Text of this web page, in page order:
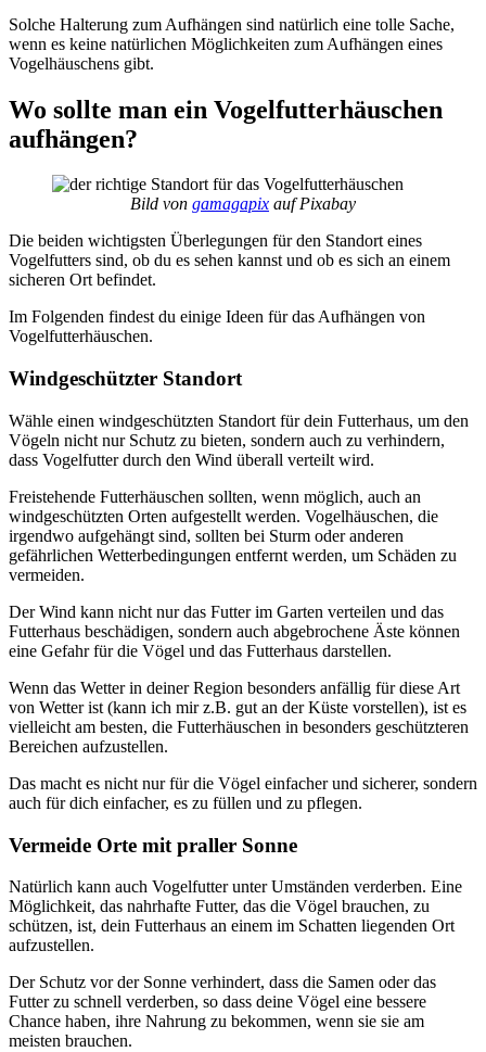
Solche Halterung zum Aufhängen sind natürlich eine tolle Sache,
wenn es keine natürlichen Möglichkeiten zum Aufhängen eines
Vogelhäuschens gibt.
Wo sollte man ein Vogelfutterhäuschen
aufhängen?
Bild von gamagapix auf Pixabay
Die beiden wichtigsten Überlegungen für den Standort eines
Vogelfutters sind, ob du es sehen kannst und ob es sich an einem
sicheren Ort befindet.
Im Folgenden findest du einige Ideen für das Aufhängen von
Vogelfutterhäuschen.
Windgeschützter Standort
Wähle einen windgeschützten Standort für dein Futterhaus, um den
Vögeln nicht nur Schutz zu bieten, sondern auch zu verhindern,
dass Vogelfutter durch den Wind überall verteilt wird.
Freistehende Futterhäuschen sollten, wenn möglich, auch an
windgeschützten Orten aufgestellt werden. Vogelhäuschen, die
irgendwo aufgehängt sind, sollten bei Sturm oder anderen
gefährlichen Wetterbedingungen entfernt werden, um Schäden zu
vermeiden.
Der Wind kann nicht nur das Futter im Garten verteilen und das
Futterhaus beschädigen, sondern auch abgebrochene Äste können
eine Gefahr für die Vögel und das Futterhaus darstellen.
Wenn das Wetter in deiner Region besonders anfällig für diese Art
von Wetter ist (kann ich mir z.B. gut an der Küste vorstellen), ist es
vielleicht am besten, die Futterhäuschen in besonders geschützteren
Bereichen aufzustellen.
Das macht es nicht nur für die Vögel einfacher und sicherer, sondern
auch für dich einfacher, es zu füllen und zu pflegen.
Vermeide Orte mit praller Sonne
Natürlich kann auch Vogelfutter unter Umständen verderben. Eine
Möglichkeit, das nahrhafte Futter, das die Vögel brauchen, zu
schützen, ist, dein Futterhaus an einem im Schatten liegenden Ort
aufzustellen.
Der Schutz vor der Sonne verhindert, dass die Samen oder das
Futter zu schnell verderben, so dass deine Vögel eine bessere
Chance haben, ihre Nahrung zu bekommen, wenn sie sie am
meisten brauchen.